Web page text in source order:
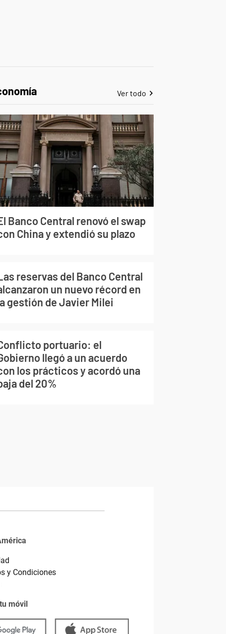
Ver todo
Banco Central renovó el swap
China y extendió su plazo
reservas del Banco Central
un nuevo récord en
gestión de Javier Milei
portuario: el
llegó a un acuerdo
los prácticos y acordó una
del 20%
y Condiciones
móvil